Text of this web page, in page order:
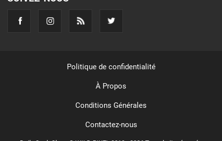
Politique de confidentialité
À Propos
Conditions Générales
Contactez-nous